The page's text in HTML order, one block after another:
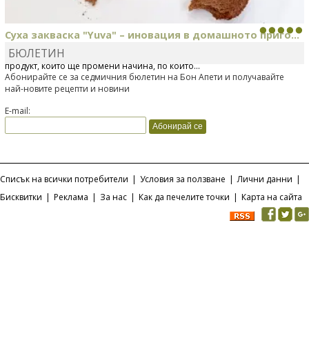
Суха закваска "Yuva" – иновация в домашното приго...
Отскоро Лесафр България стартира предлагането на изцяло нов
продукт, който ще промени начина, по който...
БЮЛЕТИН
Абонирайте се за седмичния бюлетин на Бон Апети и получавайте
най-новите рецепти и новини
E-mail:
Списък на всички потребители | Условия за ползване | Лични данни |
Бисквитки | Реклама | За нас | Как да печелите точки | Карта на сайта